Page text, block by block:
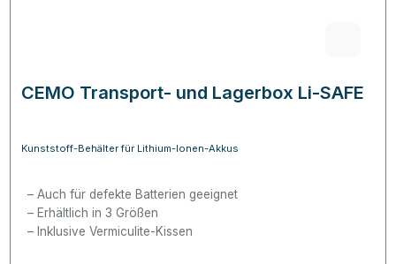
CEMO Transport- und Lagerbox Li-SAFE
Kunststoff-Behälter für Lithium-Ionen-Akkus
Auch für defekte Batterien geeignet
Erhältlich in 3 Größen
Inklusive Vermiculite-Kissen